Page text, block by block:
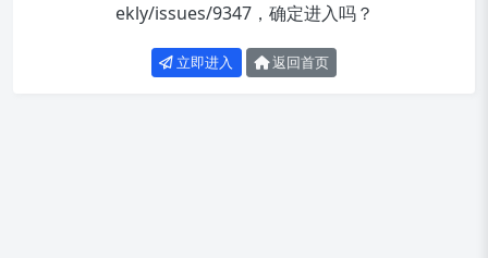
ekly/issues/9347，确定进入吗？
立即进入 返回首页